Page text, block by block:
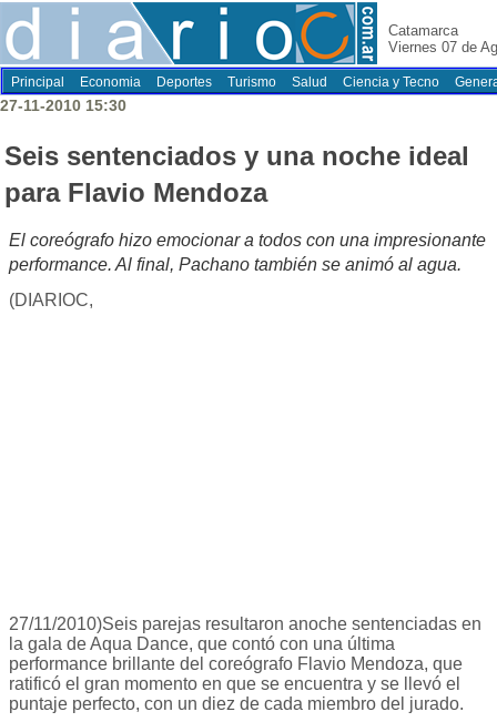
Catamarca
Viernes 07 de
Principal Economia Deportes Turismo Salud Ciencia y Tecno
27-11-2010 15:30
Seis sentenciados y una noche ideal
para Flavio Mendoza
El coreógrafo hizo emocionar a todos con una impresionante
performance. Al final, Pachano también se animó al agua.
(DIARIOC,
27/11/2010)Seis parejas resultaron anoche sentenciadas en
la gala de Aqua Dance, que contó con una última
performance brillante del coreógrafo Flavio Mendoza, que
ratificó el gran momento en que se encuentra y se llevó el
puntaje perfecto, con un diez de cada miembro del jurado.